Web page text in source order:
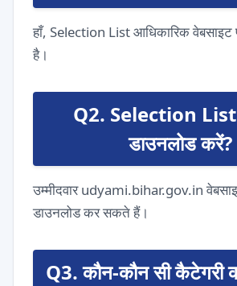
हाँ, Selection List आधिकारिक वेबसाइट
है।
Q2. Selection List
डाउनलोड करें?
उम्मीदवार udyami.bihar.gov.in
डाउनलोड कर सकते हैं।
Q3. कौन-कौन सी कैटेगरी